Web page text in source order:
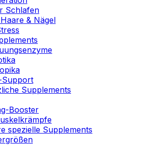
Schlafen
& Nägel
Support
Supplements
Booster
spezielle Supplements